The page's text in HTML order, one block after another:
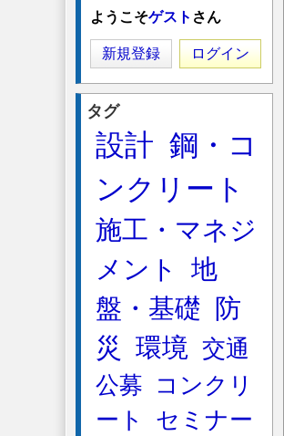
ようこそゲスト さん
新規登録 ログイン
タグ
設計 鋼・コ
ンクリート
施工・マネジ
メント
地
盤・基礎
防
災
環境 交通
公募
コンクリ
ート
セミナー